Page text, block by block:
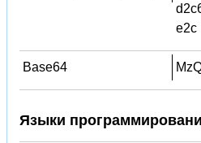
e2c
Base64
Языки